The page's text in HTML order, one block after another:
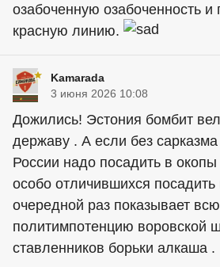
озабоченную озабоченность
красную линию.
Kamarada
3 июня 2026 10:08
Дожились! Эстония бомбит
державу . А если без
России надо посадить в
особо отличившихся
очередной раз показывает всю
политимпотенцию воровской
ставленников борьки алкаша .